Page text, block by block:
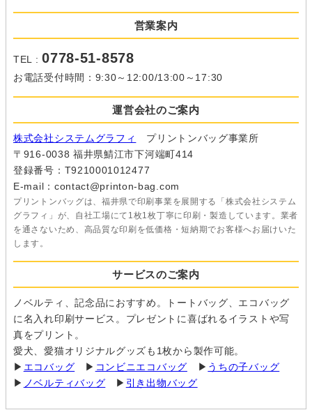
営業案内
TEL :0778-51-8578
お電話受付時間：9:30～12:00/13:00～17:30
運営会社のご案内
株式会社システムグラフィ
プリントンバッグ事業所
〒916-0038 福井県鯖江市下河端町414
登録番号：T9210001012477
E-mail：contact@printon-bag.com
プリントンバッグは、福井県で印刷事業を展開する「株式会社システム
グラフィ」が、自社工場にて1枚1枚丁寧に印刷・製造しています。業者
を通さないため、高品質な印刷を低価格・短納期でお客様へお届けいた
します。
サービスのご案内
ノベルティ、記念品におすすめ。トートバッグ、エコバッグ
に名入れ印刷サービス。プレゼントに喜ばれるイラストや写
真をプリント。
愛犬、愛猫オリジナルグッズも1枚から製作可能。
▶ エコバッグ ▶ コンビニエコバッグ ▶ うちの子バッグ
▶ ノベルティバッグ ▶ 引き出物バッグ